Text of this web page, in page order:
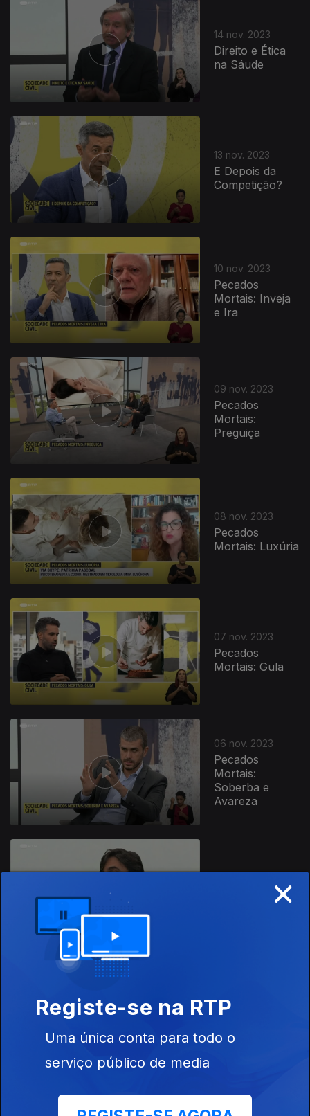
14 nov. 2023
Direito e Ética
na Sáude
13 nov. 2023
E Depois da
Competição?
10 nov. 2023
Pecados
Mortais: Inveja
e Ira
09 nov. 2023
Pecados
Mortais:
Preguiça
08 nov. 2023
Pecados
Mortais: Luxúria
07 nov. 2023
Pecados
Mortais: Gula
06 nov. 2023
Pecados
Mortais:
Soberba e
Avareza
725776
02 nov. 2023
×
Registe-se na RTP
Uma única conta para todo o
serviço público de media